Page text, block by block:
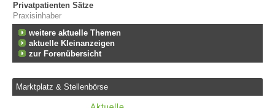
Privatpatienten Sätze
Praxisinhaber
weitere aktuelle Themen
aktuelle Kleinanzeigen
zur Forenübersicht
Marktplatz & Stellenbörse